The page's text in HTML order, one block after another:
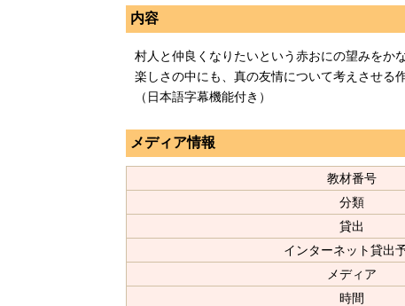
内容
村人と仲良くなりたいという赤おにの望みをか
楽しさの中にも、真の友情について考えさせる作
（日本語字幕機能付き）
メディア情報
教材番号
分類
貸出
インターネット貸出
メディア
時間